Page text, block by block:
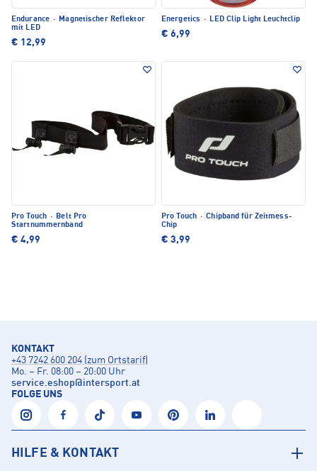
Endurance · Magnetischer Reflektor
mit LED
€ 12,99
Energetics · LED Clip Light Leuchtclip
€ 6,99
Pro Touch · Belt Pro
Startnummernband
€ 4,99
Pro Touch · Chipband für Zeitmess-
Chip
€ 3,99
KONTAKT
+43 7242 600 204 (zum Ortstarif)
Mo. – Fr. 08:00 – 20:00 Uhr
service.eshop@intersport.at
FOLGE UNS
HILFE & KONTAKT